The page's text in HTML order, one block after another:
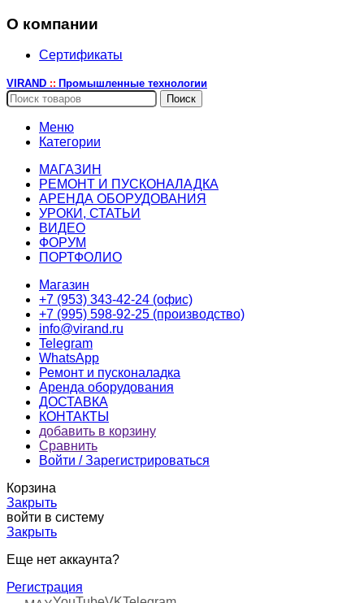
О компании
Сертификаты
VIRAND :: Промышленные технологии
Поиск
Меню
Категории
МАГАЗИН
РЕМОНТ И ПУСКОНАЛАДКА
АРЕНДА ОБОРУДОВАНИЯ
УРОКИ, СТАТЬИ
ВИДЕО
ФОРУМ
ПОРТФОЛИО
Магазин
+7 (953) 343-42-24 (офис)
+7 (995) 598-92-25 (производство)
info@virand.ru
Telegram
WhatsApp
Ремонт и пусконаладка
Аренда оборудования
ДОСТАВКА
КОНТАКТЫ
добавить в корзину
Сравнить
Войти / Зарегистрироваться
Корзина
Закрыть
войти в систему
Закрыть
Еще нет аккаунта?
Регистрация